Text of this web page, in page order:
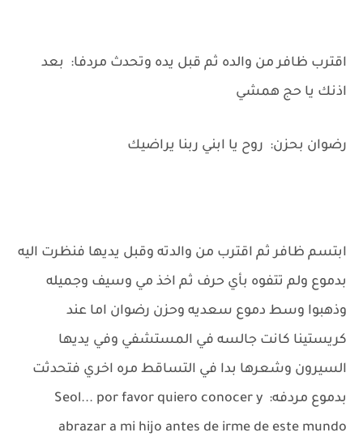
اقترب ظافر من والده ثم قبل يده وتحدث مردفا: بعد
اذنك يا حج همشي
رضوان بحزن: روح يا ابني ربنا يراضيك
ابتسم ظافر ثم اقترب من والدته وقبل يديها فنظرت اليه
بدموع ولم تتفوه بأي حرف ثم اخذ مي وسيف وجميله
وذهبوا وسط دموع سعديه وحزن رضوان اما عند
كريستينا كانت جالسه في المستشفي وفي يديها
السيرون وشعرها بدا في التساقط مره اخري فتحدثت
بدموع مردفه: Seol... por favor quiero conocer y
abrazar a mi hijo antes de irme de este mundo